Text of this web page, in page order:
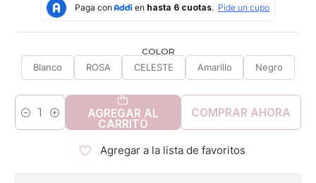
COLOR
Blanco
ROSA CELESTE Amarillo Negro
Cantidad AGREGAR AL
CARRITO
COMPRAR AHORA
Agregar a la lista de favoritos